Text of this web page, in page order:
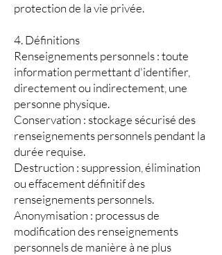
protection de la vie privée.
4. Définitions
Renseignements personnels : toute
information permettant d'identifier,
directement ou indirectement, une
personne physique.
Conservation : stockage sécurisé des
renseignements personnels pendant la
durée requise.
Destruction : suppression, élimination
ou effacement définitif des
renseignements personnels.
Anonymisation : processus de
modification des renseignements
personnels de manière à ne plus